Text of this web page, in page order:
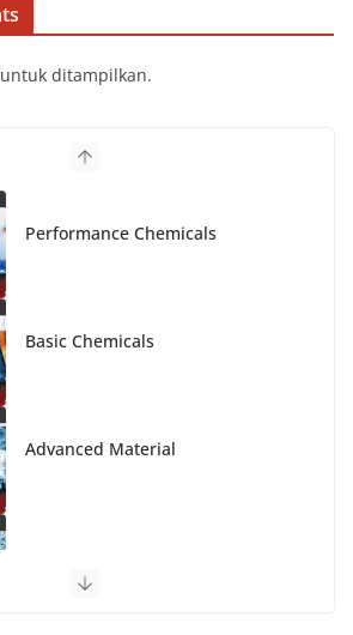
ditampilkan.
Performance Chemicals
Basic Chemicals
Advanced Material